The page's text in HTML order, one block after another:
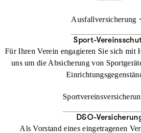
Rufen Sie uns einfach an. Gerne beraten
Thema und erstellen ein schriftliches
unterschrieben an uns zurücksenden
Finden Sie Ihren persönlichen Kontakt
Ausfallversicherung
Sport-
Für Ihren Verein engagieren Sie sich mit
uns um die Absicherung von
D&O-
Als Vorstand eines eingetragenen